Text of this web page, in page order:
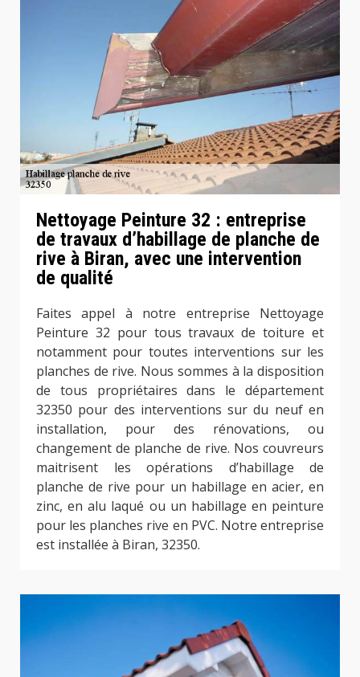
Nettoyage Peinture 32 : entreprise
de travaux d’habillage de planche de
rive à Biran, avec une intervention
de qualité
Faites appel à notre entreprise Nettoyage
Peinture 32 pour tous travaux de toiture et
notamment pour toutes interventions sur les
planches de rive. Nous sommes à la disposition
de tous propriétaires dans le département
32350 pour des interventions sur du neuf en
installation, pour des rénovations, ou
changement de planche de rive. Nos couvreurs
maitrisent les opérations d’habillage de
planche de rive pour un habillage en acier, en
zinc, en alu laqué ou un habillage en peinture
pour les planches rive en PVC. Notre entreprise
est installée à Biran, 32350.